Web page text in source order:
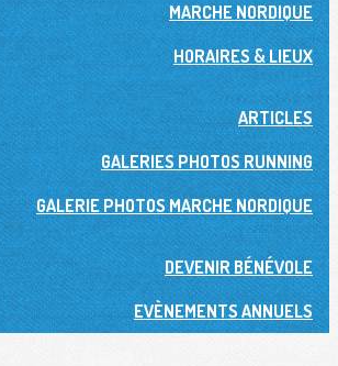
MARCHE NORDIQUE
HORAIRES & LIEUX
ARTICLES
GALERIES PHOTOS RUNNING
GALERIE PHOTOS MARCHE NORDIQUE
DEVENIR BÉNÉVOLE
EVÈNEMENTS ANNUELS